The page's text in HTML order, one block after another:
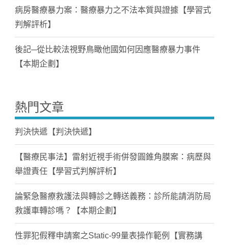
病房醫療暴力案：醫療暴力之不法本質與證據【學習式
判解評析】
後記─從比較法視野鳥瞰他國如何因應醫療暴力事件
【本期企劃】
熱門文章
判決快遞【判決快遞】
【醫療民事法】雷射近視手術併發圓錐角膜案：病歷與
舉證責任【學習式判解評析】
論緊急醫療救護法與轉診之轉送義務：診所能請消防局
救護車轉診嗎？【本期企劃】
性罪犯假釋申請案之Static-99量表操作範例【實務講